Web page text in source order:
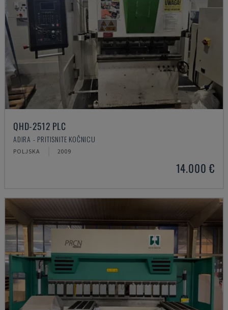
QHD-2512 PLC
ADIRA - PRITISNITE KOČNICU
POLJSKA 2009
14.000 €